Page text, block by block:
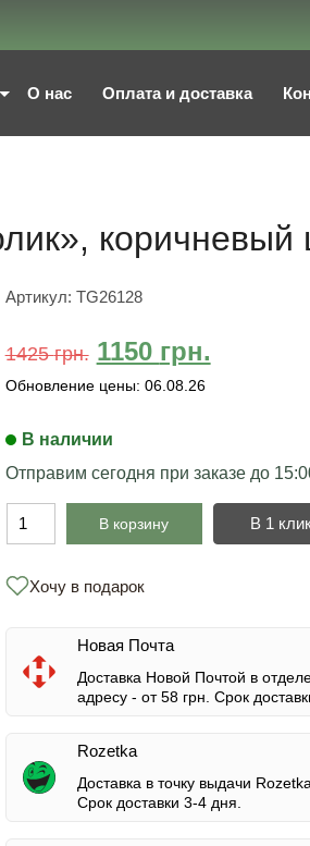
О нас Оплата и доставка
Артикул: TG26128
1425грн. 1150 грн.
Обновление цены: 06.08.26
В наличии
Отправим сегодня при заказе до
В корзину В 1
Хочу в подарок
Новая Почта
Доставка Новой Почтой в
адресу - от 58 грн. Срок
Rozetka
Доставка в точку выдачи
Срок доставки 3-4 дня.